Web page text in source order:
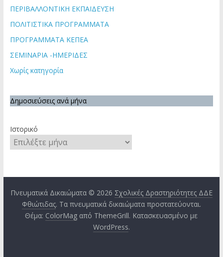
ΠΕΡΙΒΑΛΛΟΝΤΙΚΗ ΕΚΠΑΙΔΕΥΣΗ
ΠΟΛΙΤΙΣΤΙΚΑ ΠΡΟΓΡΑΜΜΑΤΑ
ΠΡΟΓΡΑΜΜΑΤΑ ΚΕΠΕΑ
ΣΕΜΙΝΑΡΙΑ -ΗΜΕΡΙΔΕΣ
Χωρίς κατηγορία
Δημοσιεύσεις ανά μήνα
Ιστορικό
Πνευματικά Δικαιώματα © 2026 Σχολικές Δραστηριότητες ΔΔΕ
Φθιώτιδας. Τα πνευματικά δικαιώματα προστατεύονται.
Θέμα: ColorMag από ThemeGrill. Κατασκευασμένο με
WordPress.